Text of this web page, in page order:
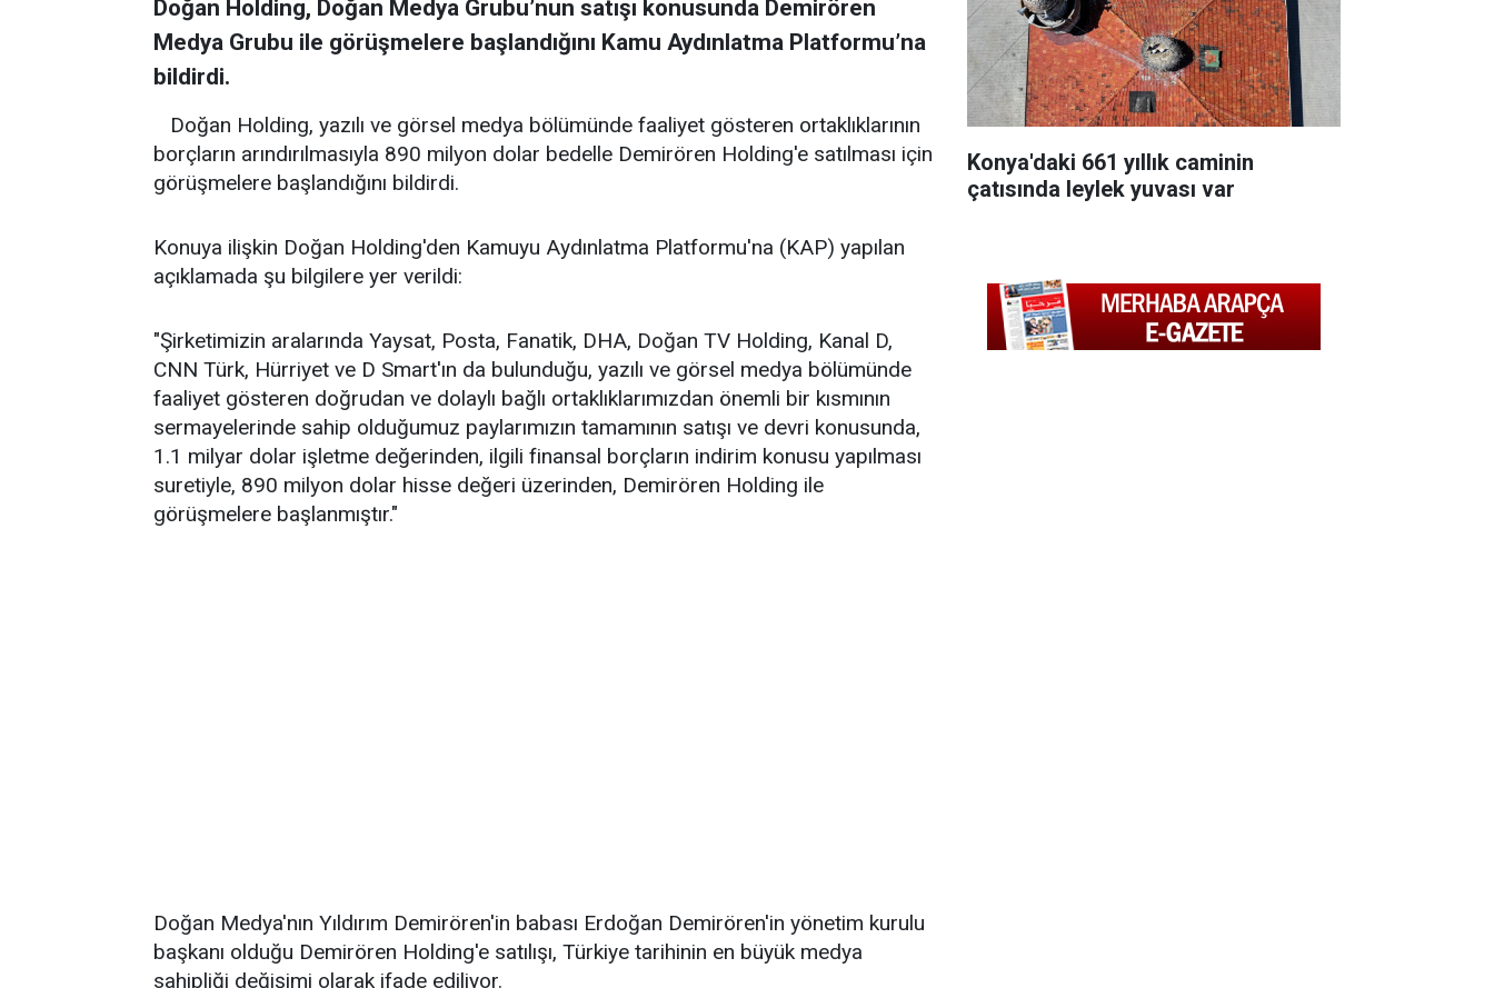
Doğan Holding, Doğan Medya Grubu’nun satışı konusunda Demirören
Medya Grubu ile görüşmelere başlandığını Kamu Aydınlatma Platformu’na
bildirdi.
Doğan Holding, yazılı ve görsel medya bölümünde faaliyet gösteren ortaklıklarının
borçların arındırılmasıyla 890 milyon dolar bedelle Demirören Holding'e satılması için
görüşmelere başlandığını bildirdi.
Konuya ilişkin Doğan Holding'den Kamuyu Aydınlatma Platformu'na (KAP) yapılan
açıklamada şu bilgilere yer verildi:
"Şirketimizin aralarında Yaysat, Posta, Fanatik, DHA, Doğan TV Holding, Kanal D,
CNN Türk, Hürriyet ve D Smart'ın da bulunduğu, yazılı ve görsel medya bölümünde
faaliyet gösteren doğrudan ve dolaylı bağlı ortaklıklarımızdan önemli bir kısmının
sermayelerinde sahip olduğumuz paylarımızın tamamının satışı ve devri konusunda,
1.1 milyar dolar işletme değerinden, ilgili finansal borçların indirim konusu yapılması
suretiyle, 890 milyon dolar hisse değeri üzerinden, Demirören Holding ile
görüşmelere başlanmıştır."
Doğan Medya'nın Yıldırım Demirören'in babası Erdoğan Demirören'in yönetim kurulu
başkanı olduğu Demirören Holding'e satılışı, Türkiye tarihinin en büyük medya
sahipliği değişimi olarak ifade ediliyor.
Konya'daki 661 yıllık caminin
çatısında leylek yuvası var